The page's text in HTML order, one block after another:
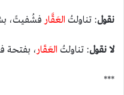
نقول: تناولتُ العَقَّارفشُفيتً،
لا نقول: تناولتُ العَقَار، بفتحة
***